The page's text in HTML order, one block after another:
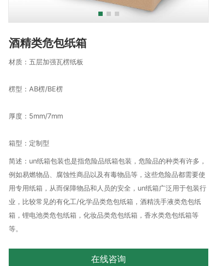
酒精类危包纸箱
材质：五层加强瓦楞纸板
楞型：AB楞/BE楞
厚度：5mm/7mm
箱型：定制型
简述：un纸箱包装也是指危险品纸箱包装，危险品的种类有许多，
例如易燃物品、腐蚀性商品以及有毒物品等，这些危险品都需要使
用专用纸箱，从而保障物品和人员的安全，un纸箱广泛用于包装行
业，比较常见的有化工/化学品类危包纸箱，酒精洗手液类危包纸
箱，锂电池类危包纸箱，化妆品类危包纸箱，香水类危包纸箱等
等。
在线咨询